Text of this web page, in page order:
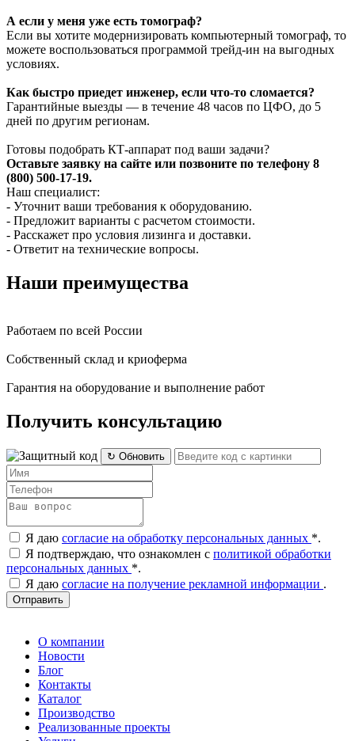
А если у меня уже есть томограф?
Если вы хотите модернизировать компьютерный томограф, то
можете воспользоваться программой трейд-ин на выгодных
условиях.
Как быстро приедет инженер, если что-то сломается?
Гарантийные выезды — в течение 48 часов по ЦФО, до 5
дней по другим регионам.
Готовы подобрать КТ-аппарат под ваши задачи?
Оставьте заявку на сайте или позвоните по телефону 8
(800) 500-17-19.
Наш специалист:
- Уточнит ваши требования к оборудованию.
- Предложит варианты с расчетом стоимости.
- Расскажет про условия лизинга и доставки.
- Ответит на технические вопросы.
Наши преимущества
Работаем по всей России
Собственный склад и криоферма
Гарантия на оборудование и выполнение работ
Получить консультацию
↻ Обновить
Я даю согласие на обработку персональных данных *.
Я подтверждаю, что ознакомлен с политикой обработки
персональных данных *.
Я даю согласие на получение рекламной информации .
Отправить
О компании
Новости
Блог
Контакты
Каталог
Производство
Реализованные проекты